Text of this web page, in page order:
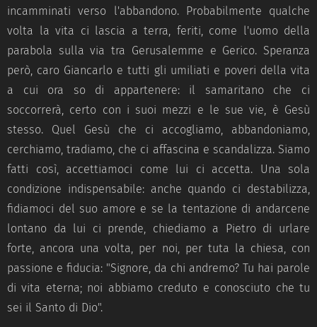
incamminati verso l'abbandono. Probabilmente qualche
volta la vita ci lascia a terra, feriti, come l'uomo della
parabola sulla via tra Gerusalemme e Gerico. Speranza
però, caro Giancarlo e tutti gli umiliati e poveri della vita
a cui ora so di appartenere: il samaritano che ci
soccorrerà, certo con i suoi mezzi e le sue vie, è Gesù
stesso. Quel Gesù che ci accogliamo, abbandoniamo,
cerchiamo, tradiamo, che ci affascina e scandalizza. Siamo
fatti così, accettiamoci come lui ci accetta. Una sola
condizione indispensabile: anche quando ci destabilizza,
fidiamoci del suo amore e se la tentazione di andarcene
lontano da lui ci prende, chiediamo a Pietro di urlare
forte, ancora una volta, per noi, per tuta la chiesa, con
passione e fiducia: "Signore, da chi andremo? Tu hai parole
di vita eterna; noi abbiamo creduto e conosciuto che tu
sei il Santo di Dio".